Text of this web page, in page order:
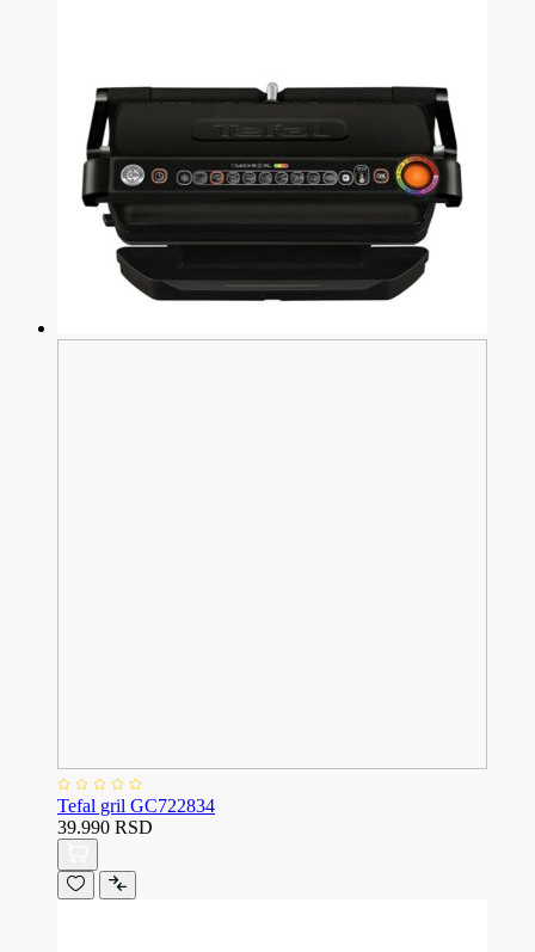
Tefal gril GC722834
39.990 RSD